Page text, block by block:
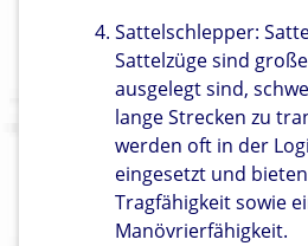
Sattelschlepper:
Sattelzüge sind
ausgelegt sind,
lange Strecken zu
werden oft in der
eingesetzt und
Tragfähigkeit sowie
Manövrierfähigkeit.